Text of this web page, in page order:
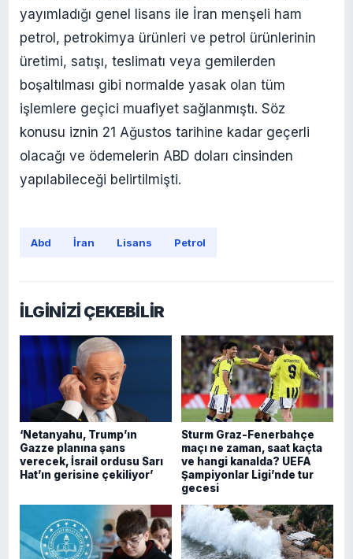
yayımladığı genel lisans ile İran menşeli ham
petrol, petrokimya ürünleri ve petrol ürünlerinin
üretimi, satışı, teslimatı veya gemilerden
boşaltılması gibi normalde yasak olan tüm
işlemlere geçici muafiyet sağlanmıştı. Söz
konusu iznin 21 Ağustos tarihine kadar geçerli
olacağı ve ödemelerin ABD doları cinsinden
yapılabileceği belirtilmişti.
Abd İran Lisans Petrol
İLGİNİZİ ÇEKEBİLİR
‘Netanyahu, Trump’ın
Gazze planına şans
verecek, İsrail ordusu Sarı
Hat’ın gerisine çekiliyor’
Sturm Graz-Fenerbahçe
maçı ne zaman, saat kaçta
ve hangi kanalda? UEFA
Şampiyonlar Ligi’nde tur
gecesi